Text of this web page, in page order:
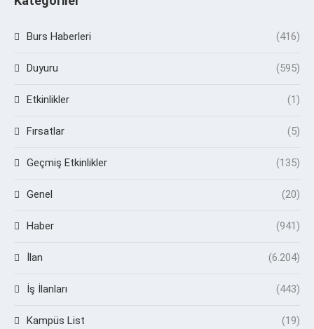
Burs Haberleri (416)
Duyuru (595)
Etkinlikler (1)
Fırsatlar (5)
Geçmiş Etkinlikler (135)
Genel (20)
Haber (941)
İlan (6.204)
İş İlanları (443)
Kampüs List (19)